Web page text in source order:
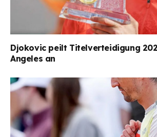
Djokovic peilt Titelverteidigung
Angeles an